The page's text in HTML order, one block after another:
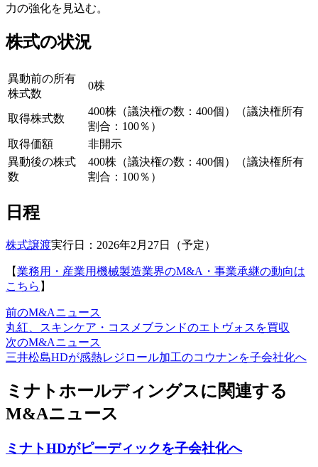
力の強化を見込む。
株式の状況
異動前の所有
株式数
0株
取得株式数
400株（議決権の数：400個）（議決権所有
割合：100％）
取得価額
非開示
異動後の株式
数
400株（議決権の数：400個）（議決権所有
割合：100％）
日程
株式譲渡実行日：2026年2月27日（予定）
【業務用・産業用機械製造業界のM&A・事業承継の動向は
こちら 】
前のM&Aニュース
丸紅、スキンケア・コスメブランドのエトヴォスを買収
次のM&Aニュース
三井松島HDが感熱レジロール加工のコウナンを子会社化へ
ミナトホールディングスに関連する
M&Aニュース
ミナトHDがピーディックを子会社化へ